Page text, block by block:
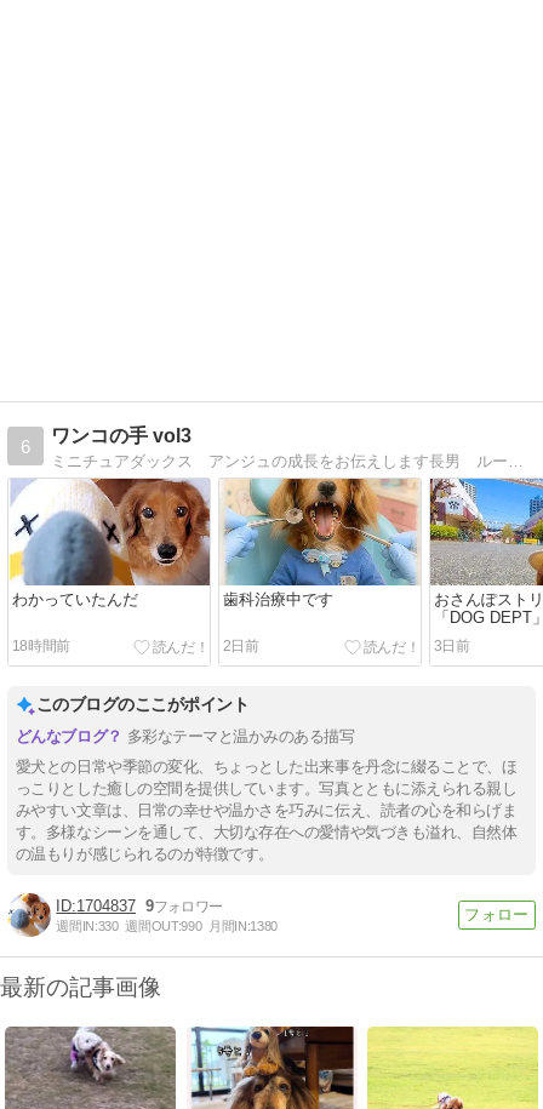
6
ワンコの手 vol3
わかっていたんだ
18時間前
歯科治療中です
2日前
おさんぽスト
「DOG DEPT
3日前
このブログのここがポイント
多彩なテーマと温かみのある描写
愛犬との日常や季節の変化、ちょっとした出来事を丹念に綴ることで、ほ
っこりとした癒しの空間を提供しています。写真とともに添えられる親し
みやすい文章は、日常の幸せや温かさを巧みに伝え、読者の心を和らげま
す。多様なシーンを通して、大切な存在への愛情や気づきも溢れ、自然体
の温もりが感じられるのが特徴です。
1704837 9
週間IN:330 週間OUT:990 月間IN:1380
最新の記事画像